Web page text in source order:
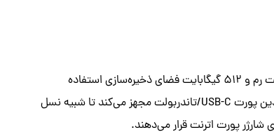
به نظر می‌رسد اپل برای این محصول جدیدش حداقل از ۱۶ گیگابایت رم و ۵۱۲ گیگابایت فضای ذخیره‌سازی استفاده
خواهد کرد و تمام آن‌ها را به پورت HDMI، درگاه کارت حافظه و چندین پورت USB-C/تاندربولت مجهز می‌کند تا شبیه نسل
پورت اترنت قرار می‌دهند.